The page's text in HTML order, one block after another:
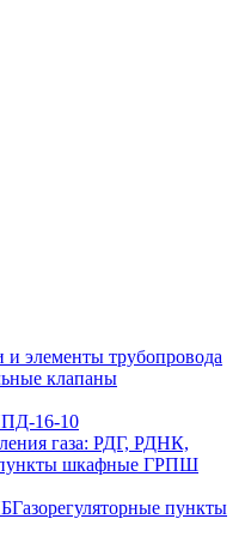
и элементы трубопровода
клапаны
16-10
газа: РДГ, РДНК,
пункты шкафные ГРПШ
Газорегуляторные пункты